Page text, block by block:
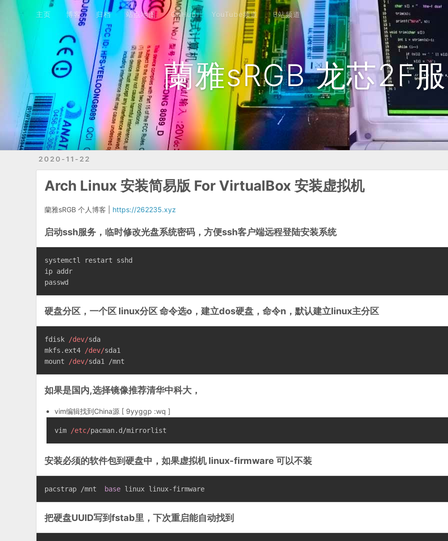
蘭雅sRGB 龙芯2F
主页 博客 归档 站点地图 GitHub YouTube频道 B站频道
2020-11-22
Arch Linux 安装简易版 For VirtualBox 安装虚拟机
蘭雅sRGB 个人博客 | https://262235.xyz
启动ssh服务，临时修改光盘系统密码，方便ssh客户端远程登陆安装系统
systemctl restart sshd
ip addr
passwd
硬盘分区，一个区 linux分区 命令选o，建立dos硬盘，命令n，默认建立linux主分区
fdisk /dev/sda
mkfs.ext4
/dev/sda1
mount
/dev/sda1 /mnt
如果是国内,选择镜像推荐清华中科大，
vim编辑找到China源 [ 9yyggp :wq ]
vim /etc/pacman.d/mirrorlist
安装必须的软件包到硬盘中，如果虚拟机 linux-firmware 可以不装
pacstrap /mnt base linux linux-firmware
把硬盘UUID写到fstab里，下次重启能自动找到
博客 站点地图 GitHub YouTube频道 B站频道